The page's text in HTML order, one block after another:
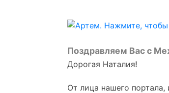
Поздравляем Вас с
Дорогая Наталия!
От лица нашего портала,